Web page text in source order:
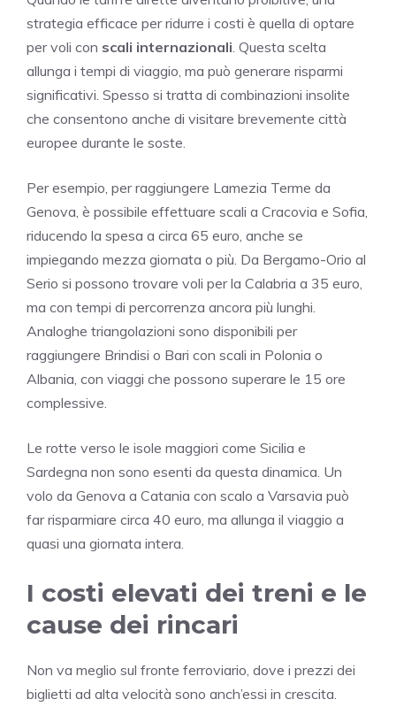
strategia efficace per ridurre i costi è quella di optare
per voli con scali internazionali . Questa scelta
allunga i tempi di viaggio, ma può generare risparmi
significativi. Spesso si tratta di combinazioni insolite
che consentono anche di visitare brevemente città
europee durante le soste.
Per esempio, per raggiungere Lamezia Terme da
Genova, è possibile effettuare scali a Cracovia e Sofia,
riducendo la spesa a circa 65 euro, anche se
impiegando mezza giornata o più. Da Bergamo-Orio al
Serio si possono trovare voli per la Calabria a 35 euro,
ma con tempi di percorrenza ancora più lunghi.
Analoghe triangolazioni sono disponibili per
raggiungere Brindisi o Bari con scali in Polonia o
Albania, con viaggi che possono superare le 15 ore
complessive.
Le rotte verso le isole maggiori come Sicilia e
Sardegna non sono esenti da questa dinamica. Un
volo da Genova a Catania con scalo a Varsavia può
far risparmiare circa 40 euro, ma allunga il viaggio a
quasi una giornata intera.
I costi elevati dei treni e le
cause dei rincari
Non va meglio sul fronte ferroviario, dove i prezzi dei
biglietti ad alta velocità sono anch’essi in crescita.